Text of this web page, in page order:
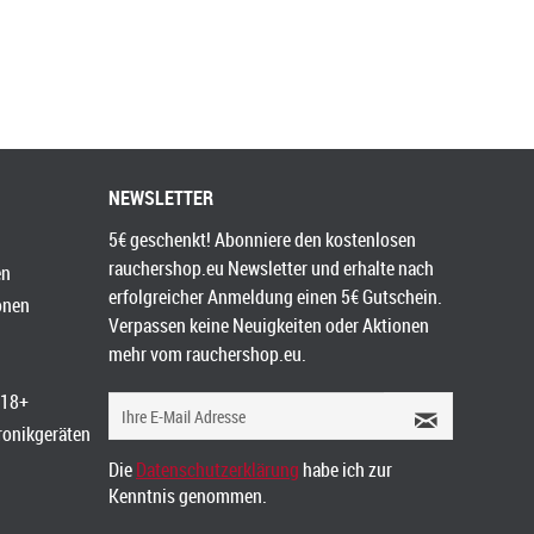
NEWSLETTER
5€ geschenkt! Abonniere den kostenlosen
rauchershop.eu Newsletter und erhalte nach
erfolgreicher Anmeldung einen 5€ Gutschein.
Verpassen keine Neuigkeiten oder Aktionen
mehr vom rauchershop.eu.
DieDatenschutzerklärung habe ich zur
Kenntnis genommen.